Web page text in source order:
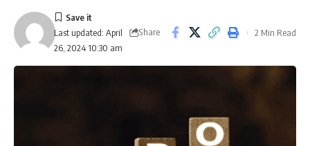
Last updated: April
26, 2024 10:30 am
Share 2 Min Read